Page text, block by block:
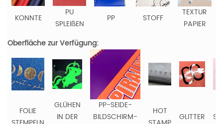
KONNTE
PU
SPLEIßEN
PP STOFF
TEXTUR
PAPIER
Oberfläche zur Verfügung:
FOLIE
GLÜHEN
IN DER
PP-SEIDE-
BILDSCHIRM-
HOT
GLITTER